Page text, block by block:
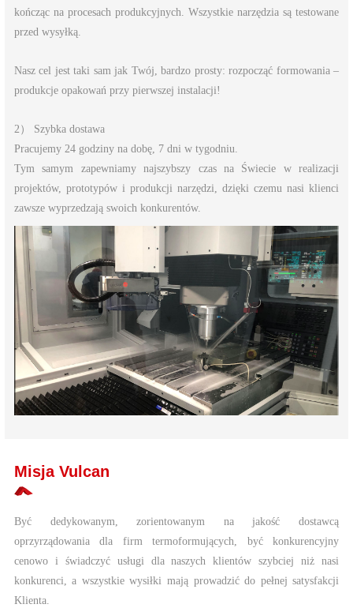
kończąc na procesach produkcyjnych. Wszystkie narzędzia są testowane
przed wysyłką.
Nasz cel jest taki sam jak Twój, bardzo prosty: rozpocząć formowania –
produkcje opakowań przy pierwszej instalacji!
2） Szybka dostawa
Pracujemy 24 godziny na dobę, 7 dni w tygodniu.
Tym samym zapewniamy najszybszy czas na Świecie w realizacji
projektów, prototypów i produkcji narzędzi, dzięki czemu nasi klienci
zawsze wyprzedzają swoich konkurentów.
Misja Vulcan
Być dedykowanym, zorientowanym na jakość dostawcą
oprzyrządowania dla firm termoformujących, być konkurencyjny
cenowo i świadczyć usługi dla naszych klientów szybciej niż nasi
konkurenci, a wszystkie wysiłki mają prowadzić do pełnej satysfakcji
Klienta.